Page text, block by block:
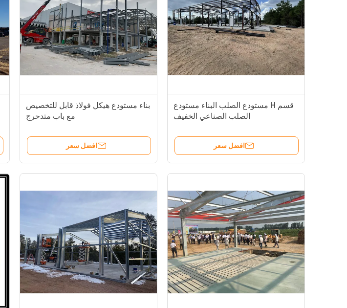
بناء مستودع هيكل فولاذ قابل للتخصيص
مع باب متدحرج
افضل سعر
قسم H مستودع الصلب البناء مستودع
الصلب الصناعي الخفيف
افضل سعر